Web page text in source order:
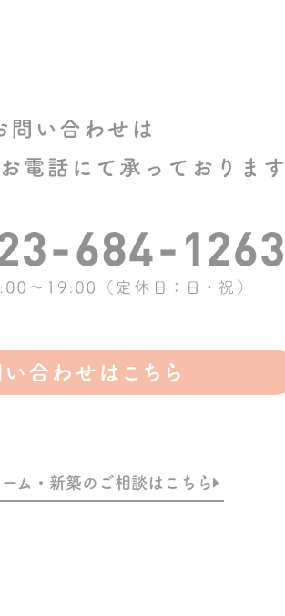
ム・新築のご相談はこちら